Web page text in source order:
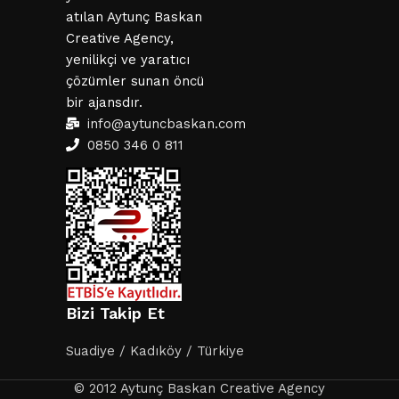
atılan Aytunç Baskan
Creative Agency,
yenilikçi ve yaratıcı
çözümler sunan öncü
bir ajansdır.
info@aytuncbaskan.com
0850 346 0 811
Bizi Takip Et
Suadiye / Kadıköy / Türkiye
© 2012 Aytunç Baskan Creative Agency